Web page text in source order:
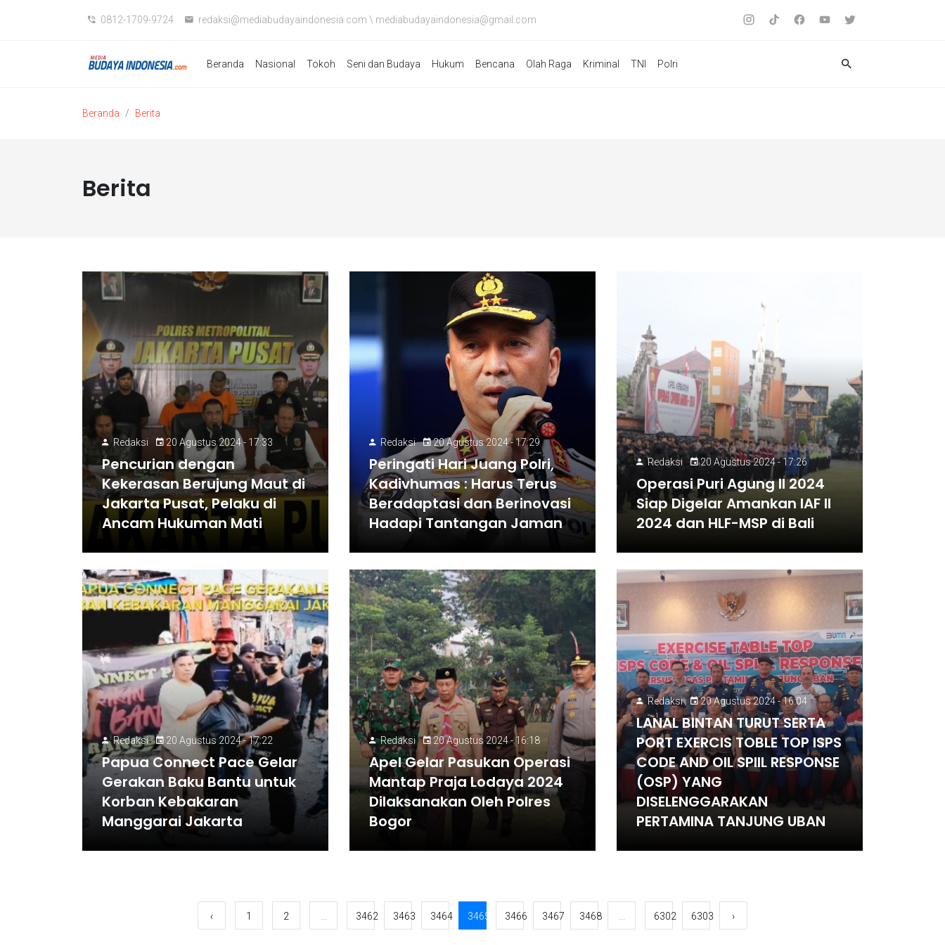
0812-1709-9724 redaksi@mediabudayaindonesia.com \ mediabudayaindonesia@gmail.com
Beranda Nasional Tokoh Seni dan Budaya Hukum Bencana Olah Raga Kriminal TNI Polri
Beranda Berita
Berita
Redaksi 20 Agustus 2024 - 17:33
Pencurian dengan
Kekerasan Berujung Maut di
Jakarta Pusat, Pelaku di
Ancam Hukuman Mati
Redaksi 20 Agustus 2024 - 17:29
Peringati Hari Juang Polri,
Kadivhumas : Harus Terus
Beradaptasi dan Berinovasi
Hadapi Tantangan Jaman
Redaksi 20 Agustus 2024 - 17:26
Operasi Puri Agung II 2024
Siap Digelar Amankan IAF II
2024 dan HLF-MSP di Bali
Redaksi 20 Agustus 2024 - 17:22
Papua Connect Pace Gelar
Gerakan Baku Bantu untuk
Korban Kebakaran
Manggarai Jakarta
Redaksi 20 Agustus 2024 - 16:18
Apel Gelar Pasukan Operasi
Mantap Praja Lodaya 2024
Dilaksanakan Oleh Polres
Bogor
Redaksi 20 Agustus 2024 - 16:04
LANAL BINTAN TURUT SERTA
PORT EXERCIS TOBLE TOP ISPS
CODE AND OIL SPIIL RESPONSE
(OSP) YANG
DISELENGGARAKAN
PERTAMINA TANJUNG UBAN
‹ 1 2 3462 3463 3464 3465 3466 3467 3468 6302 6303 ›